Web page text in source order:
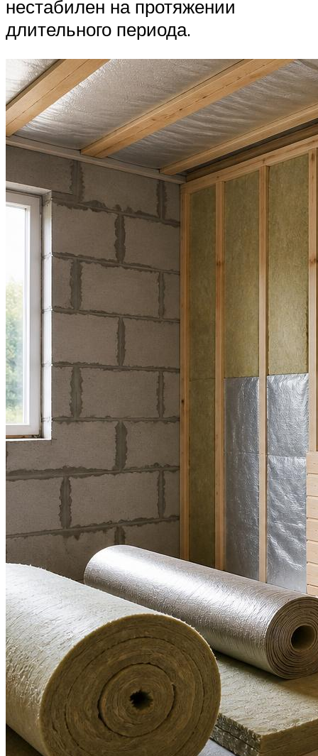
нестабилен на протяжении
длительного периода.